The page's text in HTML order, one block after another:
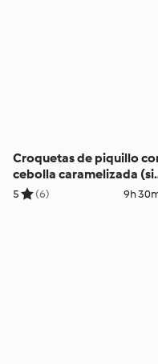
Croquetas de piquillo
cebolla caramelizada
gluten, sin huevo y sin
5 (6) 9h